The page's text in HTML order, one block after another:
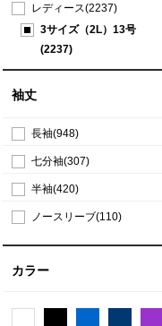
レディース(2237)
3サイズ（2L）13号
(2237)
袖丈
長袖(948)
七分袖(307)
半袖(420)
ノースリーブ(110)
カラー